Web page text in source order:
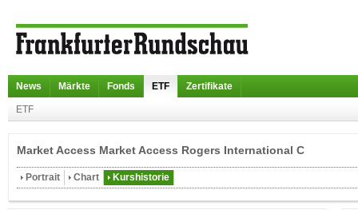
News Märkte Fonds ETF Zertifikate
ETF
Market Access Market Access Rogers International C
Portrait Chart Kurshistorie